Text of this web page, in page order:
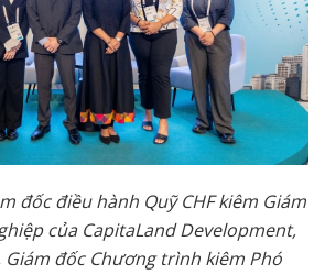
đốc điều hành Quỹ CHF kiêm Giám
của CapitaLand Development,
Giám đốc Chương trình kiêm Phó